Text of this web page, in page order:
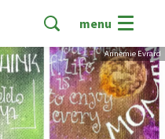
menu
Annemie Evrard